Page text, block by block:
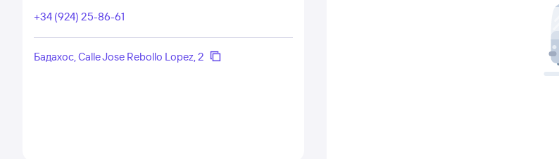
+34 (924) 25-86-61
Бадахос, Calle Josе Rebollo Lоpez, 2